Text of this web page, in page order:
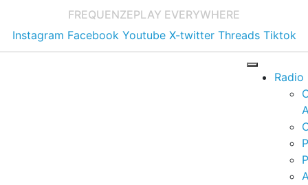
FREQUENZEPLAY EVERYWHERE
Instagram Facebook Youtube X-twitter Threads Tiktok
Radio